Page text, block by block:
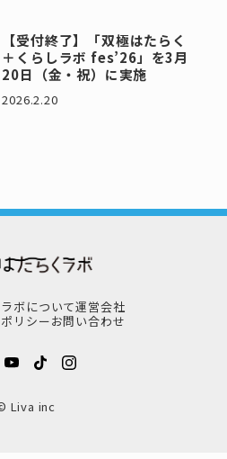
【受付終了】「双極はたらく
＋くらしラボ fes’26」を3月
20日（金・祝）に実施
2026.2.20
ボについて運営会社
リシーお問い合わせ
Liva inc